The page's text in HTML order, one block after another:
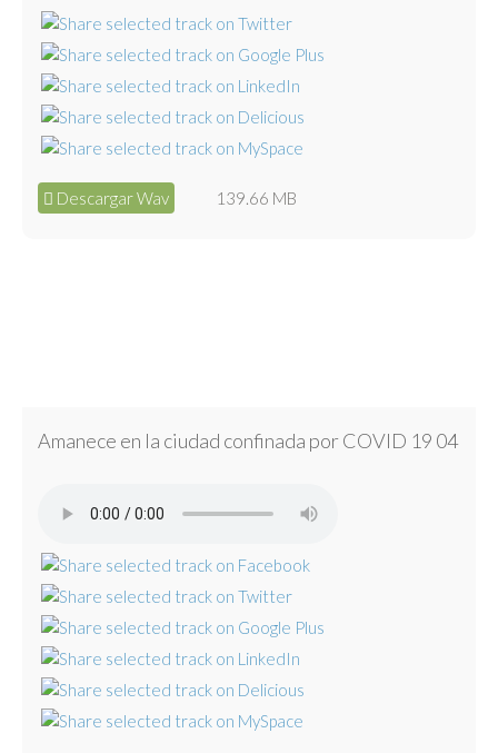
Descargar Wav 139.66 MB
Amanece en la ciudad confinada por COVID 19 04